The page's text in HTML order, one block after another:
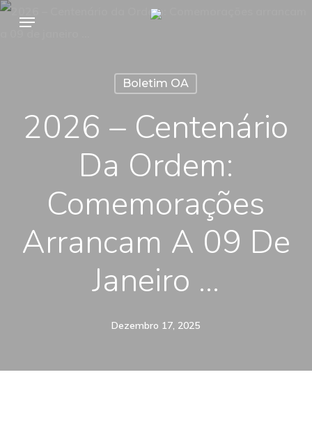
Skip Menu
Boletim OA
2026 – Centenário
Da Ordem:
Comemorações
Arrancam A 09 De
Janeiro …
Dezembro 17, 2025